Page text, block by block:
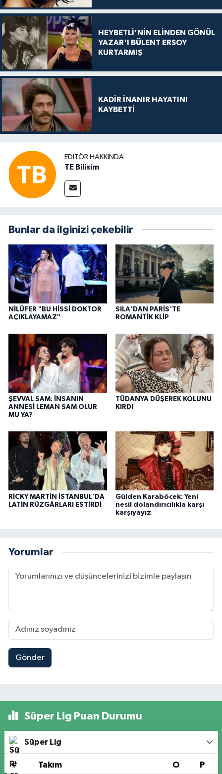
HEYBETLİ'NİN ELİNDEN GÖNÜL
YAZAR'I BÜLENT ERSOY
KURTARMIŞ
KADİR İNANIR HAYATINI
KAYBETTİ
EDITÖR HAKKINDA
TE Bilisim
Bunlar da ilginizi çekebilir
NİLÜFER "BU HİSSİ DOKTOR
AÇIKLAYAMAZ"
SILA'DAN PARİS'TE
ROMANTİK KLİP
ŞEVVAL SAM: İNSANIN
ANNESİ LEMAN SAM OLUR
MU YA?
TÜDANYA DÜŞEREK KOLUNU
KIRDI
RİCKY MARTİN İSTANBUL'DA
LATİN RÜZGÂRLARI ESTİRDİ
Gülden Karaböcek: Yeni
nesil dolandırıcılıkla karşı
karşıyayız
Yorumlar
Gönder
Süper Lig Puan Durumu
Süper Lig
# Takım O P